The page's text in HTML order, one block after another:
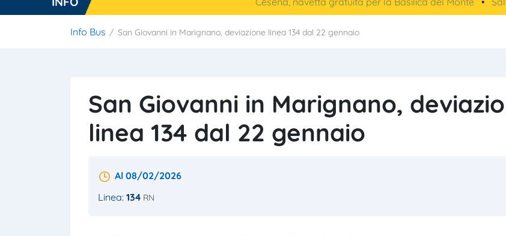
Info Bus San Giovanni in Marignano, deviazione linea 134 dal 22 gennaio
San Giovanni in Marignano,
linea 134 dal 22 gennaio
Al 08/02/2026
Linea: 134 RN